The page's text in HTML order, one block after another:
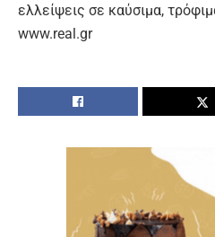
ελλείψεις σε καύσιμα,
www.real.gr